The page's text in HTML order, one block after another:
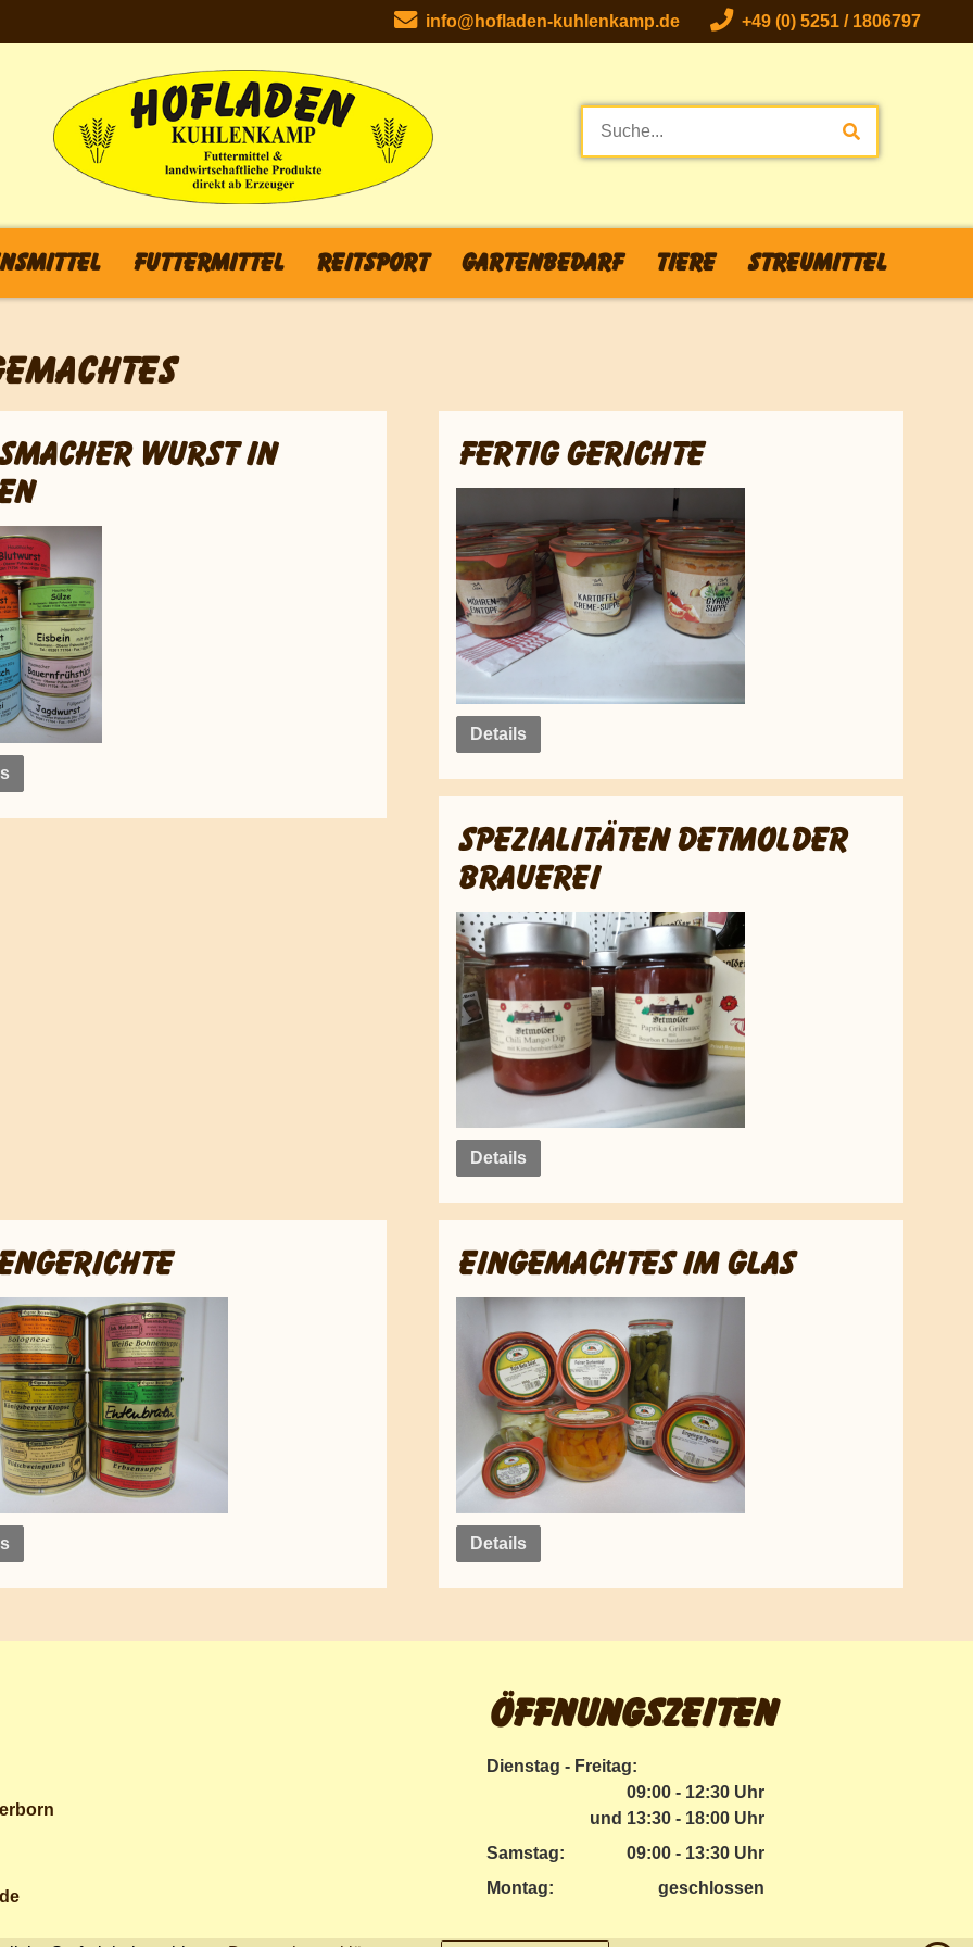
info@hofladen-kuhlenkamp.de +49 (0) 5251 / 1806797
Futtermittel Reitsport Gartenbedarf Tiere Streumittel
WURST IN
FERTIG GERICHTE
Details
SPEZIALITÄTEN DETMOLDER
BRAUEREI
Details
EINGEMACHTES IM GLAS
Details
Öffnungszeiten
Dienstag - Freitag:
09:00 - 12:30 Uhr
und 13:30 - 18:00 Uhr
Samstag:
09:00 - 13:30 Uhr
Montag:
geschlossen